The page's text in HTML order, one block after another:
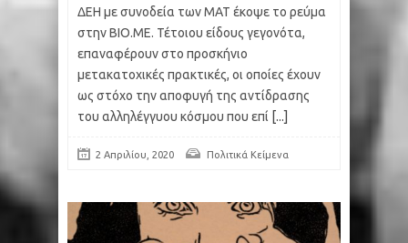
ΔΕΗ με συνοδεία των ΜΑΤ έκοψε το ρεύμα
στην ΒΙΟ.ΜΕ. Τέτοιου είδους γεγονότα,
επαναφέρουν στο προσκήνιο
μετακατοχικές πρακτικές, οι οποίες έχουν
ως στόχο την αποφυγή της αντίδρασης
του αλληλέγγυου κόσμου που επί [...]
2 Απριλίου, 2020 Πολιτικά Κείμενα